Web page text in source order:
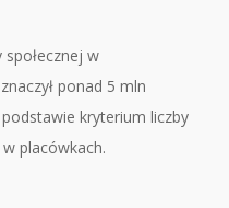
w
ponad 5 mln
kryterium liczby
placówkach.